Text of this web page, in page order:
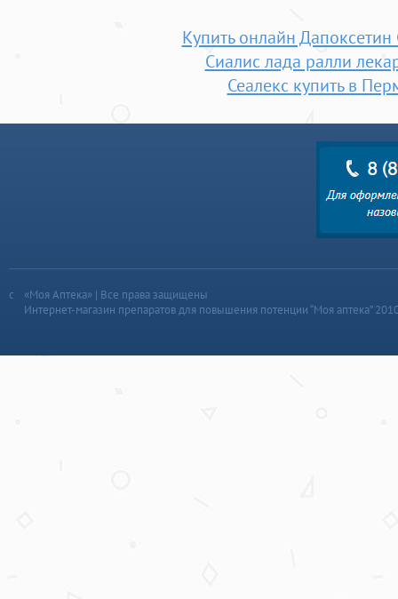
Купить онлайн Дапоксетин
Сиалис лада ралли
Сеалекс купить в
«Моя Аптека» | Все права защищены
Интернет-магазин препаратов для повышения потенции “Моя аптека”